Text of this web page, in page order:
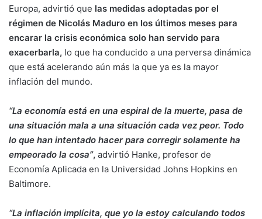
Europa, advirtió que las medidas adoptadas por el
régimen de Nicolás Maduro en los últimos meses para
encarar la crisis económica solo han servido para
exacerbarla, lo que ha conducido a una perversa dinámica
que está acelerando aún más la que ya es la mayor
inflación del mundo.
“La economía está en una espiral de la muerte, pasa de
una situación mala a una situación cada vez peor. Todo
lo que han intentado hacer para corregir solamente ha
empeorado la cosa”, advirtió Hanke, profesor de
Economía Aplicada en la Universidad Johns Hopkins en
Baltimore.
“La inflación implícita, que yo la estoy calculando todos